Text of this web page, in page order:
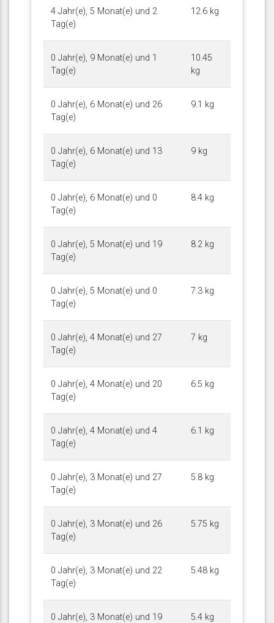
4 Jahr(e), 5 Monat(e) und 2
Tag(e)
12.6 kg
0 Jahr(e), 9 Monat(e) und 1
Tag(e)
10.45
kg
0 Jahr(e), 6 Monat(e) und 26
Tag(e)
9.1 kg
0 Jahr(e), 6 Monat(e) und 13
Tag(e)
9 kg
0 Jahr(e), 6 Monat(e) und 0
Tag(e)
8.4 kg
0 Jahr(e), 5 Monat(e) und 19
Tag(e)
8.2 kg
0 Jahr(e), 5 Monat(e) und 0
Tag(e)
7.3 kg
0 Jahr(e), 4 Monat(e) und 27
Tag(e)
7 kg
0 Jahr(e), 4 Monat(e) und 20
Tag(e)
6.5 kg
0 Jahr(e), 4 Monat(e) und 4
Tag(e)
6.1 kg
0 Jahr(e), 3 Monat(e) und 27
Tag(e)
5.8 kg
0 Jahr(e), 3 Monat(e) und 26
Tag(e)
5.75 kg
0 Jahr(e), 3 Monat(e) und 22
Tag(e)
5.48 kg
0 Jahr(e), 3 Monat(e) und 19 5.4 kg